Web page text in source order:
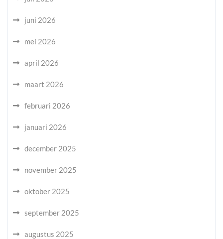
juni 2026
mei 2026
april 2026
maart 2026
februari 2026
januari 2026
december 2025
november 2025
oktober 2025
september 2025
augustus 2025